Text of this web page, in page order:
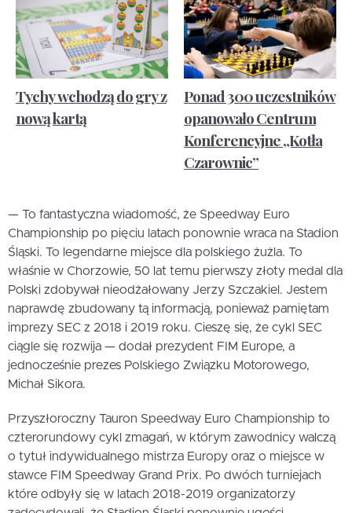
Tychy wchodzą do gry z
nową kartą
Ponad 300 uczestników
opanowało Centrum
Konferencyjne „Kotła
Czarownic”
— To fantastyczna wiadomość, że Speedway Euro
Championship po pięciu latach ponownie wraca na Stadion
Śląski. To legendarne miejsce dla polskiego żużla. To
właśnie w Chorzowie, 50 lat temu pierwszy złoty medal dla
Polski zdobywał nieodżałowany Jerzy Szczakiel. Jestem
naprawdę zbudowany tą informacją, ponieważ pamiętam
imprezy SEC z 2018 i 2019 roku. Cieszę się, że cykl SEC
ciągle się rozwija — dodał prezydent FIM Europe, a
jednocześnie prezes Polskiego Związku Motorowego,
Michał Sikora.
Przyszłoroczny Tauron Speedway Euro Championship to
czterorundowy cykl zmagań, w którym zawodnicy walczą
o tytuł indywidualnego mistrza Europy oraz o miejsce w
stawce FIM Speedway Grand Prix. Po dwóch turniejach
które odbyły się w latach 2018-2019 organizatorzy